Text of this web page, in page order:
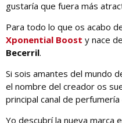
gustaría que fuera más
Para todo lo que os acabo
Xponential Boost y nace
Becerril.
Si sois amantes del mundo
el nombre del creador os
principal canal de
Yo descubrí la nueva marca